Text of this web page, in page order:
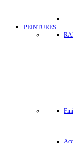
PEINTURES